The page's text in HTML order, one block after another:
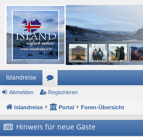
Islandreise
or
en
Abmelden Registrieren
Islandreise Portal Foren-Übersicht
Hinweis für neue Gäste